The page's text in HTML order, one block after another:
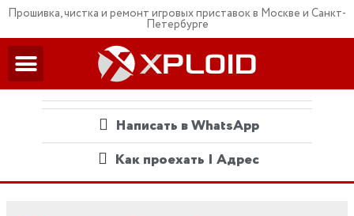
Прошивка, чистка и ремонт игровых приставок в Москве и Санкт-
Петербурге
Написать в WhatsApp
Как проехать | Адрес